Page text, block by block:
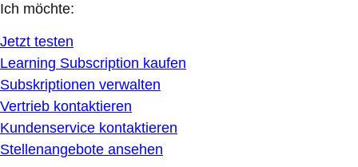
Ich möchte:
Jetzt testen
Learning Subscription kaufen
Subskriptionen verwalten
Vertrieb kontaktieren
Kundenservice kontaktieren
Stellenangebote ansehen